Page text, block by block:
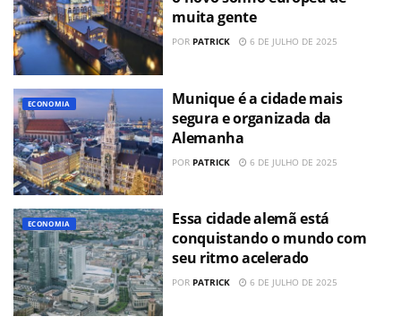
muita gente
POR PATRICK 6 DE JULHO DE 2025
ECONOMIA
Munique é a cidade mais
segura e organizada da
Alemanha
POR PATRICK 6 DE JULHO DE 2025
ECONOMIA
Essa cidade alemã está
conquistando o mundo com
seu ritmo acelerado
POR PATRICK 6 DE JULHO DE 2025